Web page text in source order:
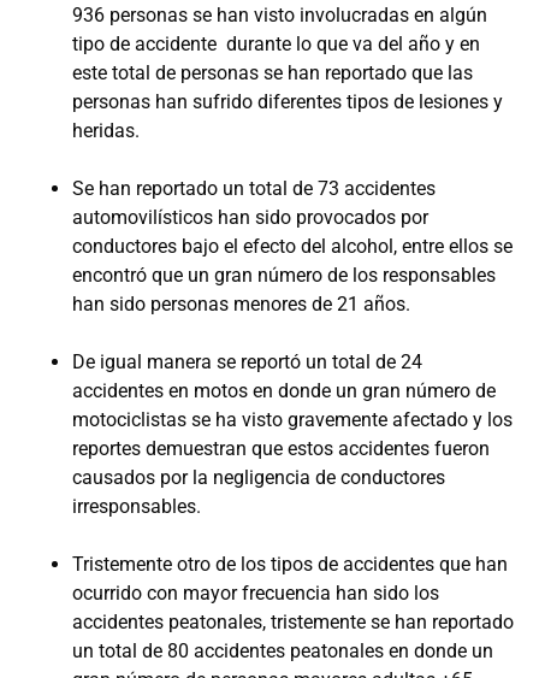
936 personas se han visto involucradas en algún
tipo de accidente durante lo que va del año y en
este total de personas se han reportado que las
personas han sufrido diferentes tipos de lesiones y
heridas.
Se han reportado un total de 73 accidentes
automovilísticos han sido provocados por
conductores bajo el efecto del alcohol, entre ellos se
encontró que un gran número de los responsables
han sido personas menores de 21 años.
De igual manera se reportó un total de 24
accidentes en motos en donde un gran número de
motociclistas se ha visto gravemente afectado y los
reportes demuestran que estos accidentes fueron
causados por la negligencia de conductores
irresponsables.
Tristemente otro de los tipos de accidentes que han
ocurrido con mayor frecuencia han sido los
accidentes peatonales, tristemente se han reportado
un total de 80 accidentes peatonales en donde un